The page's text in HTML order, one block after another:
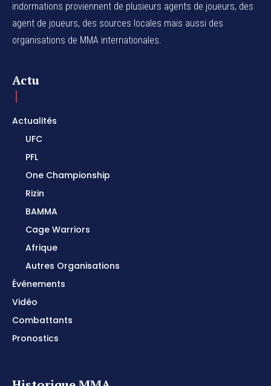
indormations proviennent de plusieurs agents de joueurs, des
agent de joueurs, des sources locales mais aussi des
organisations de MMA internationales.
Actu
Actualités
UFC
PFL
One Championship
Rizin
BAMMA
Cage Warriors
Afrique
Autres Organisations
Événements
Vidéo
Combattants
Pronostics